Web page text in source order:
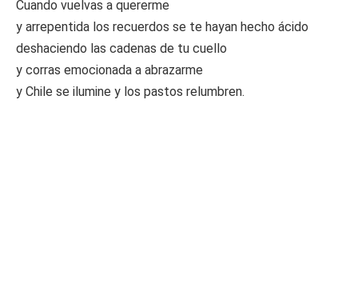
Cuando vuelvas a quererme
y arrepentida los recuerdos se te hayan hecho ácido
deshaciendo las cadenas de tu cuello
y corras emocionada a abrazarme
y Chile se ilumine y los pastos relumbren.